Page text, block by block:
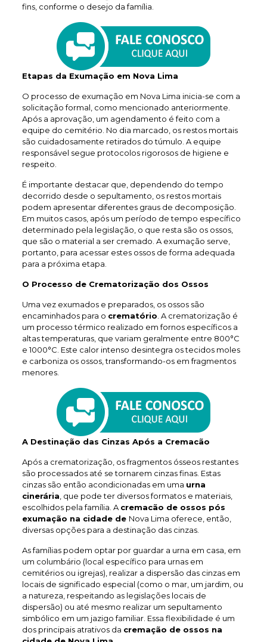
fins, conforme o desejo da família.
Etapas da Exumação em Nova Lima
O processo de exumação em Nova Lima inicia-se com a
solicitação formal, como mencionado anteriormente.
Após a aprovação, um agendamento é feito com a
equipe do cemitério. No dia marcado, os restos mortais
são cuidadosamente retirados do túmulo. A equipe
responsável segue protocolos rigorosos de higiene e
respeito.
É importante destacar que, dependendo do tempo
decorrido desde o sepultamento, os restos mortais
podem apresentar diferentes graus de decomposição.
Em muitos casos, após um período de tempo específico
determinado pela legislação, o que resta são os ossos,
que são o material a ser cremado. A exumação serve,
portanto, para acessar estes ossos de forma adequada
para a próxima etapa.
O Processo de Crematorização dos Ossos
Uma vez exumados e preparados, os ossos são
encaminhados para o crematório . A crematorização é
um processo térmico realizado em fornos específicos a
altas temperaturas, que variam geralmente entre 800°C
e 1000°C. Este calor intenso desintegra os tecidos moles
e carboniza os ossos, transformando-os em fragmentos
menores.
A Destinação das Cinzas Após a Cremacão
Após a crematorização, os fragmentos ósseos restantes
são processados até se tornarem cinzas finas. Estas
cinzas são então acondicionadas em uma urna
cinerária , que pode ter diversos formatos e materiais,
escolhidos pela família. A cremacão de ossos pós
exumação na cidade de Nova Lima oferece, então,
diversas opções para a destinação das cinzas.
As famílias podem optar por guardar a urna em casa, em
um columbário (local específico para urnas em
cemitérios ou igrejas), realizar a dispersão das cinzas em
locais de significado especial (como o mar, um jardim, ou
a natureza, respeitando as legislações locais de
dispersão) ou até mesmo realizar um sepultamento
simbólico em um jazigo familiar. Essa flexibilidade é um
dos principais atrativos da cremação de ossos na